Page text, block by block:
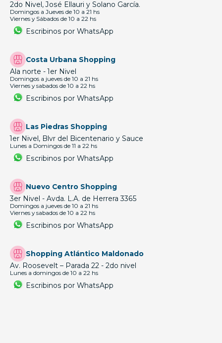
2do Nivel, José Ellauri y Solano García.
Domingos a Jueves de 10 a 21 hs
Viernes y Sábados de 10 a 22 hs
Escribinos por WhatsApp
Costa Urbana Shopping
Ala norte - 1er Nivel
Domingos a jueves de 10 a 21 hs
Viernes y sabados de 10 a 22 hs
Escribinos por WhatsApp
Las Piedras Shopping
1er Nivel, Blvr del Bicentenario y Sauce
Lunes a Domingos de 11 a 22 hs
Escribinos por WhatsApp
Nuevo Centro Shopping
3er Nivel - Avda. L.A. de Herrera 3365
Domingos a jueves de 10 a 21 hs
Viernes y sabados de 10 a 22 hs
Escribinos por WhatsApp
Shopping Atlántico Maldonado
Av. Roosevelt – Parada 22 - 2do nivel
Lunes a domingos de 10 a 22 hs
Escribinos por WhatsApp